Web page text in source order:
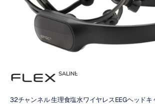
32チャンネル 生理食塩水ワイヤレスEEGヘッドキ